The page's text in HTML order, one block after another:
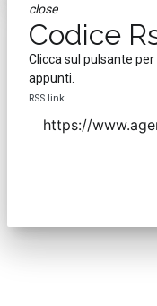
close
Codice
Clicca sul pulsante
appunti.
RSS link